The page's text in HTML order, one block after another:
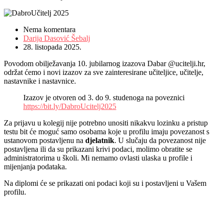
Nema komentara
Darija Dasović Šebalj
28. listopada 2025.
Povodom obilježavanja 10. jubilarnog izazova Dabar @ucitelji.hr,
održat ćemo i novi izazov za sve zainteresirane učiteljice, učitelje,
nastavnike i nastavnice.
Izazov je otvoren od 3. do 9. studenoga na poveznici
https://bit.ly/DabroUcitelj2025
Za prijavu u kolegij nije potrebno unositi nikakvu lozinku a pristup
testu bit će moguć samo osobama koje u profilu imaju povezanost s
ustanovom postavljenu na djelatnik. U slučaju da povezanost nije
postavljena ili da su prikazani krivi podaci, molimo obratite se
administratorima u školi. Mi nemamo ovlasti ulaska u profile i
mijenjanja podataka.
Na diplomi će se prikazati oni podaci koji su i postavljeni u Vašem
profilu.